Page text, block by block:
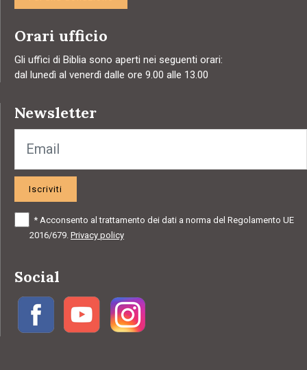
Orari ufficio
Gli uffici di Biblia sono aperti nei seguenti orari:
dal lunedì al venerdì dalle ore 9.00 alle 13.00
Newsletter
Iscriviti
* Acconsento al trattamento dei dati a norma del Regolamento UE
2016/679. Privacy policy
Social